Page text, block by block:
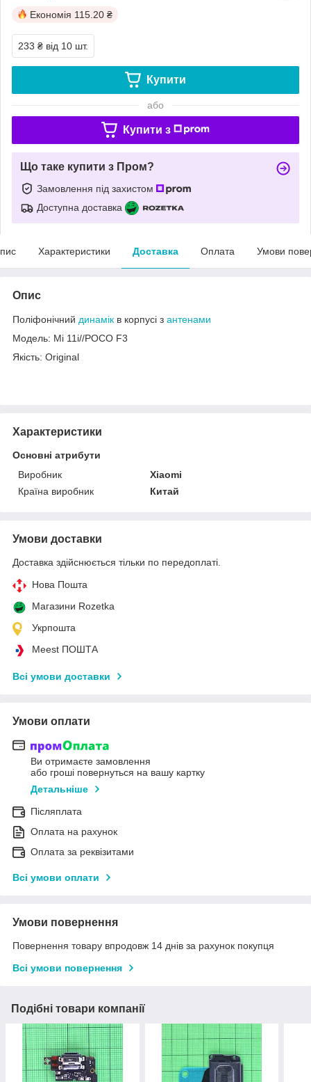
Економія 115.20 ₴
233 ₴ від 10 шт.
Купити
або
Купити з
Що таке купити з Пром?
Замовлення під захистом
Доступна доставка
Характеристики Доставка Оплата Умови
Опис
Поліфонічний динамік в корпусі з антенами
Модель: Mi 11i//POCO F3
Якість: Original
Характеристики
Основні атрибути
Виробник
Xiaomi
Країна виробник
Китай
Умови доставки
Доставка здійснюється тільки по передоплаті.
Нова Пошта
Магазини Rozetka
Укрпошта
Meest ПОШТА
Всі умови доставки
Умови оплати
Ви отримаєте замовлення
або гроші повернуться на вашу картку
Детальніше
Післяплата
Оплата на рахунок
Оплата за реквізитами
Всі умови оплати
Умови повернення
Повернення товару впродовж 14 днів за рахунок покупця
Всі умови повернення
Подібні товари компанії